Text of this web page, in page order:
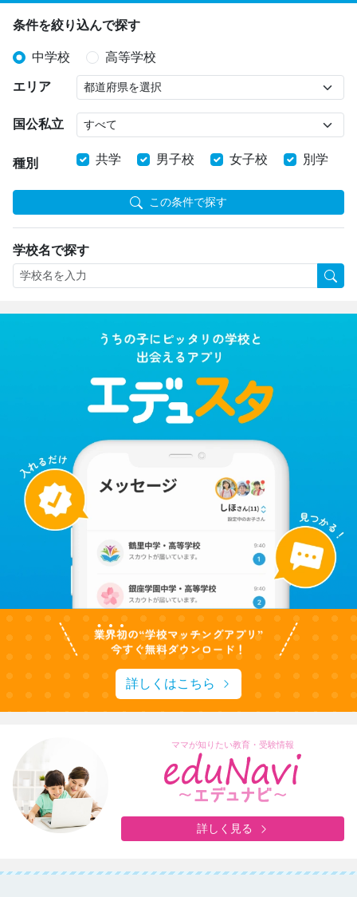
条件を絞り込んで探す
中学校 高等学校
エリア
国公私立
種別 共学 男子校 女子校 別学
この条件で探す
学校名で探す
詳しくはこちら
ママが知りたい教育・受験情報
詳しく見る